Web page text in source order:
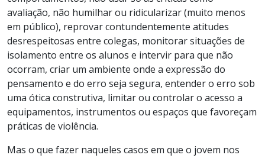
avaliação, não humilhar ou ridicularizar (muito menos
em público), reprovar contundentemente atitudes
desrespeitosas entre colegas, monitorar situações de
isolamento entre os alunos e intervir para que não
ocorram, criar um ambiente onde a expressão do
pensamento e do erro seja segura, entender o erro sob
uma ótica construtiva, limitar ou controlar o acesso a
equipamentos, instrumentos ou espaços que favoreçam
práticas de violência.
Mas o que fazer naqueles casos em que o jovem nos